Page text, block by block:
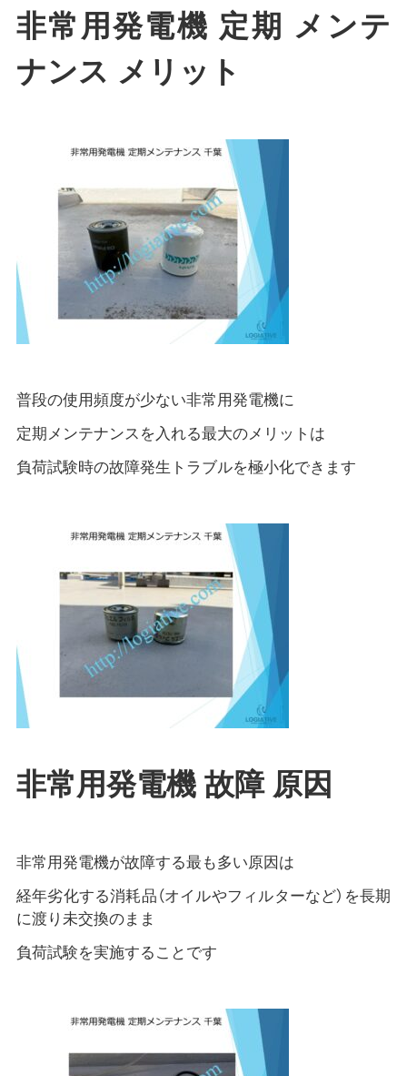
非常用発電機 定期 メンテ
ナンス メリット
普段の使用頻度が少ない非常用発電機に
定期メンテナンスを入れる最大のメリットは
負荷試験時の故障発生トラブルを極小化できます
非常用発電機 故障 原因
非常用発電機が故障する最も多い原因は
経年劣化する消耗品（オイルやフィルターなど）を長期
に渡り未交換のまま
負荷試験を実施することです